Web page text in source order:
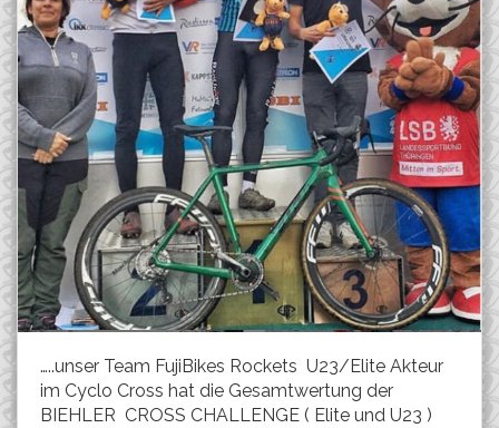
…..unser Team FujiBikes Rockets U23/Elite Akteur
im Cyclo Cross hat die Gesamtwertung der
BIEHLER CROSS CHALLENGE ( Elite und U23 )